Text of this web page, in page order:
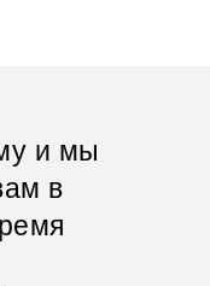
и мы
в